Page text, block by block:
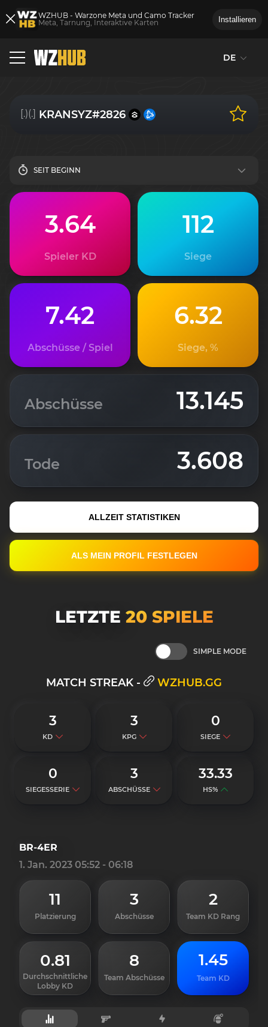
WZHUB - Warzone Meta und Camo Tracker
Meta, Tarnung, Interaktive Karten
Installieren
DE
[.)(.] KRANSYZ#2826
SEIT BEGINN
3.64
Spieler KD
112
Siege
7.42
Abschüsse / Spiel
6.32
Siege, %
13.145
Abschüsse
3.608
Tode
ALLZEIT STATISTIKEN
ALS MEIN PROFIL FESTLEGEN
LETZTE 20 SPIELE
SIMPLE MODE
MATCH STREAK - WZHUB.GG
3
KD
3
KPG
0
SIEGE
0
SIEGESSERIE
3
ABSCHÜSSE
33.33
HS%
11
Platzierung
3
Abschüsse
2
Team KD Rang
0.81
Durchschnittliche
Lobby KD
8
Team Abschüsse
1.45
Team KD
BR-4ER
1. Jan. 2023 05:52 - 06:18